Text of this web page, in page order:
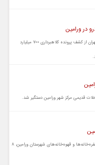
در ورامین
تهران رسانه | فرمانده انتظامی شرق استان تهران از کشف پرونده کلاهبرداری ۷۰۰ میلیارد
قدیمی مرکز شهر ورامین دستگیر شد.
تهران رسانه | در اجرای طرح ویژه نظارت بر سفره‌خانه‌ها و قهوه‌خانه‌های شهرستان ورامین، ۸